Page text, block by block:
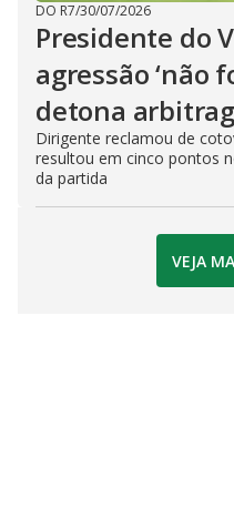
DO R7/30/07/2026
Presidente do
agressão ‘não
detona
Dirigente reclamou de
resultou em cinco pontos
da partida
VEJA